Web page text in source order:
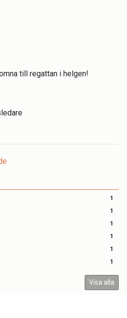
1
1
1
1
1
1
Visa alla
till regattan i helgen!